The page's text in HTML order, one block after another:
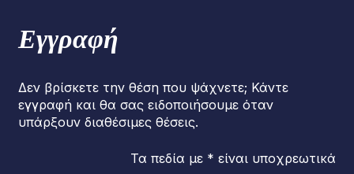
Εγγραφή
Δεν βρίσκετε την θέση που ψάχνετε; Κάντε
εγγραφή και θα σας ειδοποιήσουμε όταν
υπάρξουν διαθέσιμες θέσεις.
Τα πεδία με * είναι υποχρεωτικά